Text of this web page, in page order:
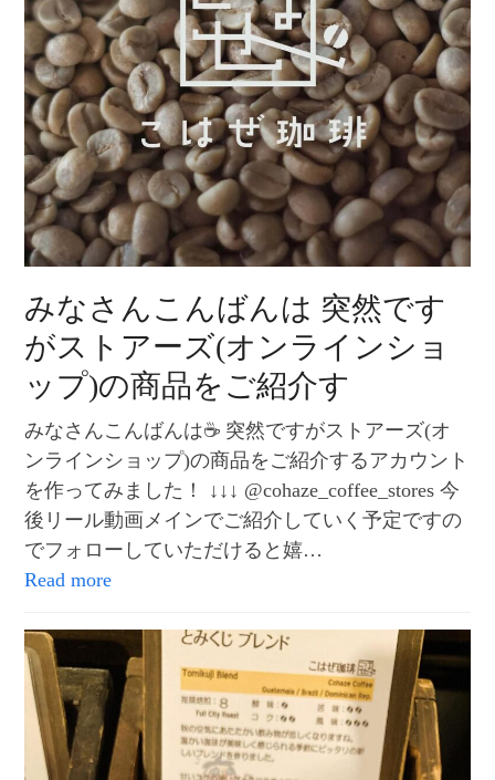
みなさんこんばんは 突然です
がストアーズ(オンラインショ
ップ)の商品をご紹介す
みなさんこんばんは☕️ 突然ですがストアーズ(オ
ンラインショップ)の商品をご紹介するアカウント
を作ってみました！ ↓↓↓ @cohaze_coffee_stores 今
後リール動画メインでご紹介していく予定ですの
でフォローしていただけると嬉…
Read more